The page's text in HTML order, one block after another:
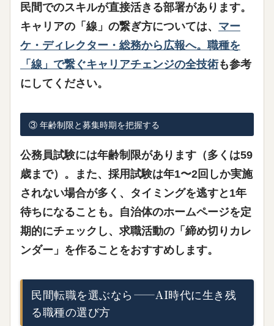
民間でのスキルが直接活きる部署があります。
キャリアの「線」の繋ぎ方については、 マー
ケ・ディレクター・総務から広報へ。職種を
「線」で繋ぐキャリアチェンジの全技術も参考
にしてください。
③ 年齢制限と募集時期を把握する
公務員試験には年齢制限があります（多くは59
歳まで）。また、採用試験は年1〜2回しか実施
されない場合が多く、 タイミングを逃すと1年
待ちになることも 。自治体のホームページを定
期的にチェックし、求職活動の「締め切りカレ
ンダー」を作ることをおすすめします。
民間転職を選ぶなら——AI時代に生き残
る職種の選び方